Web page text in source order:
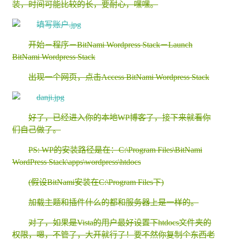
装，时间可能比较的长，要耐心，嘿嘿。
开始－程序－BitNami Wordpress Stack－Launch
BitNami Wordpress Stack
出现一个网页，点击Access BitNami Wordpress Stack
好了，已经进入你的本地WP博客了，接下来就看你
们自己做了。
PS: WP的安装路径是在：C:\Program Files\BitNami
WordPress Stack\apps\wordpress\htdocs
(假设BitNami安装在C:\Program Files下)
加载主题和插件什么的都和服务器上是一样的。
对了，如果是Vista的用户最好设置下htdocs文件夹的
权限，嗯，不管了，大开就行了！要不然你复制个东西老